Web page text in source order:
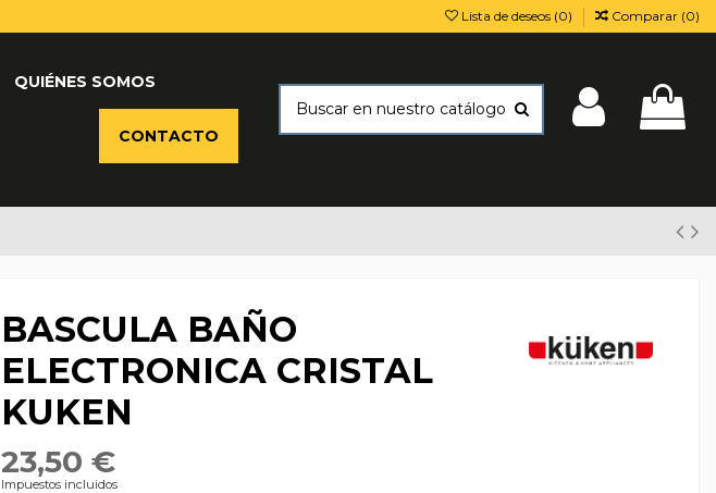
Lista de deseos (0) Comparar (0)
QUIÉNES SOMOS
CONTACTO
BASCULA BAÑO
ELECTRONICA CRISTAL
KUKEN
23,50 €
Impuestos incluidos